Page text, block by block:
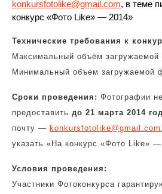
konkursfotolike@gmail.com, в теме
конкурс «Фото Like» — 2014»
Технические требования к
Максимальный объём
Минимальный объем
Сроки проведения: Фотографии
предоставить до 21 марта 2014
почту — konkursfotolike@gmail.com
указать «На конкурс «Фото Like» —
Условия проведения:
Участники Фотоконкурса